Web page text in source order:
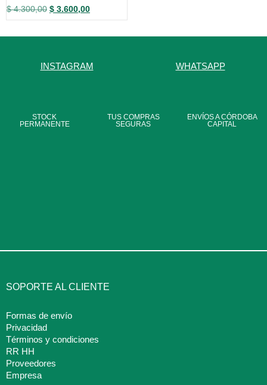
$4.300,00 $ 3.600,00
INSTAGRAM WHATSAPP
STOCK
PERMANENTE
TUS COMPRAS
SEGURAS
ENVÍOS A CÓRDOBA
CAPITAL
SOPORTE AL CLIENTE
Formas de envío
Privacidad
Términos y condiciones
RR HH
Proveedores
Empresa